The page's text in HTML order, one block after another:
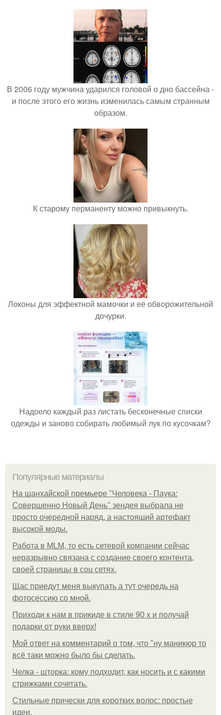
В 2006 году мужчина ударился головой о дно бассейна -
и после этого его жизнь изменилась самым странным
образом.
К старому перманенту можно привыкнуть.
Локоны для эффектной мамочки и её обворожительной
дочурки.
Надоело каждый раз листать бесконечные списки
одежды и заново собирать любимый лук по кусочкам?
Популярные материалы
На шанхайской премьере "Человека - Паука:
Совершенно Новый День" зендея выбрала не
просто очередной наряд, а настоящий артефакт
высокой моды.
Работа в MLM, то есть сетевой компании сейчас
неразрывно связана с создание своего контента,
своей страницы в соц сетях.
Щас приедут меня выкупать а тут очередь на
фотосессию со мной.
Приходи к нам в прикиде в стиле 90 х и получай
подарки от руки вверх!
Мой ответ на комментарий о том, что "ну маникюр то
всё таки можно было бы сделать.
Челка - шторка: кому подходит, как носить и с какими
стрижками сочетать.
Стильные прически для коротких волос: простые
идеи.